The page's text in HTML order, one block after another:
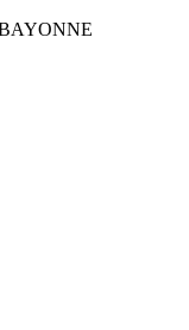
BAYONNE